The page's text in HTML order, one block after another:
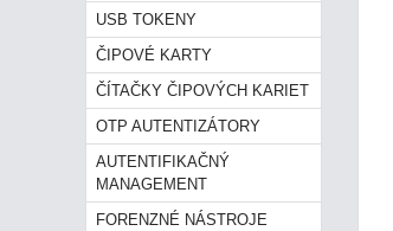
USB TOKENY
ČIPOVÉ KARTY
ČÍTAČKY ČIPOVÝCH KARIET
OTP AUTENTIZÁTORY
AUTENTIFIKAČNÝ
MANAGEMENT
FORENZNÉ NÁSTROJE